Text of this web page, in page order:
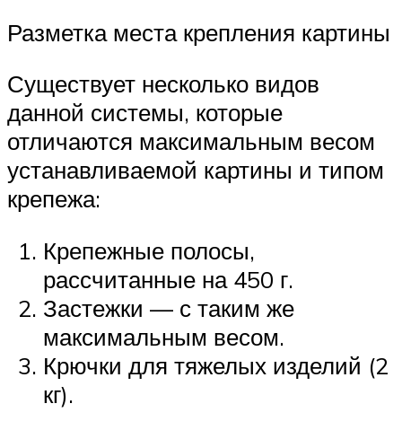
Разметка места крепления картины
Существует несколько видов
данной системы, которые
отличаются максимальным весом
устанавливаемой картины и типом
крепежа:
Крепежные полосы,
рассчитанные на 450 г.
Застежки — с таким же
максимальным весом.
Крючки для тяжелых изделий (2
кг).